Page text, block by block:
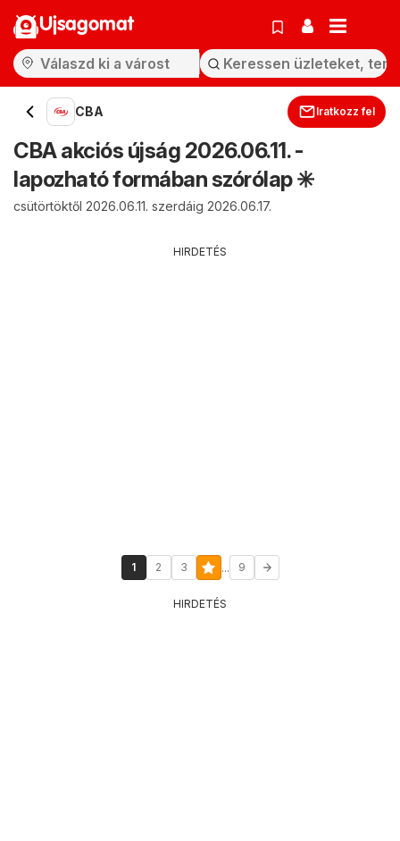
Ujsagomat
CBA Iratkozz fel
CBA akciós újság 2026.06.11. -
lapozható formában szórólap ✳️
csütörtöktől 2026.06.11. szerdáig 2026.06.17.
HIRDETÉS
1 2 3 ... 9
HIRDETÉS